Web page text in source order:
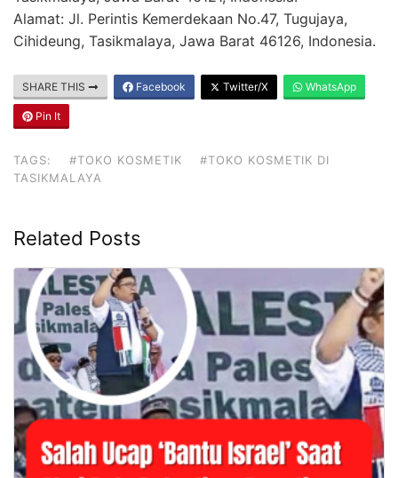
Alamat: Jl. Perintis Kemerdekaan No.47, Tugujaya,
Cihideung, Tasikmalaya, Jawa Barat 46126, Indonesia.
SHARE THIS Facebook Twitter/X WhatsApp
Pin It
TAGS: #TOKO KOSMETIK
#TOKO KOSMETIK DI
TASIKMALAYA
Related Posts